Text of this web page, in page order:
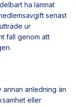
ha lämnat
senast
ur
fall genom att
anledning än
eller